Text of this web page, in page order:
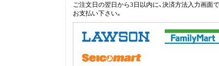
ご注文日の翌日から3日以内に、決済方法入力画面
お支払い下さい。